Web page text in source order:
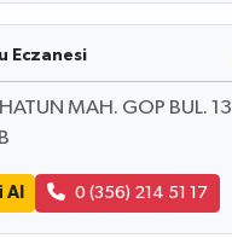
Eczanesi
MAH. GOP BUL.
Al 0 (356) 214 51 17